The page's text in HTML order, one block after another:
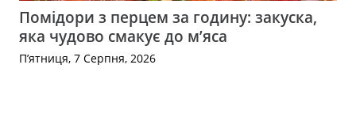
Помідори з перцем за годину: закуска,
яка чудово смакує до м’яса
П’ятниця, 7 Серпня, 2026